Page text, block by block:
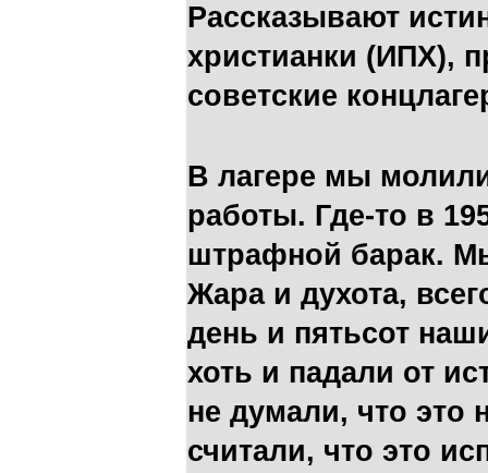
Рассказывают
христианки (ИПХ),
советские
В лагере мы
работы. Где-то в
штрафной барак.
Жара и духота,
день и пятьсот
хоть и падали от
не думали, что это
считали, что это